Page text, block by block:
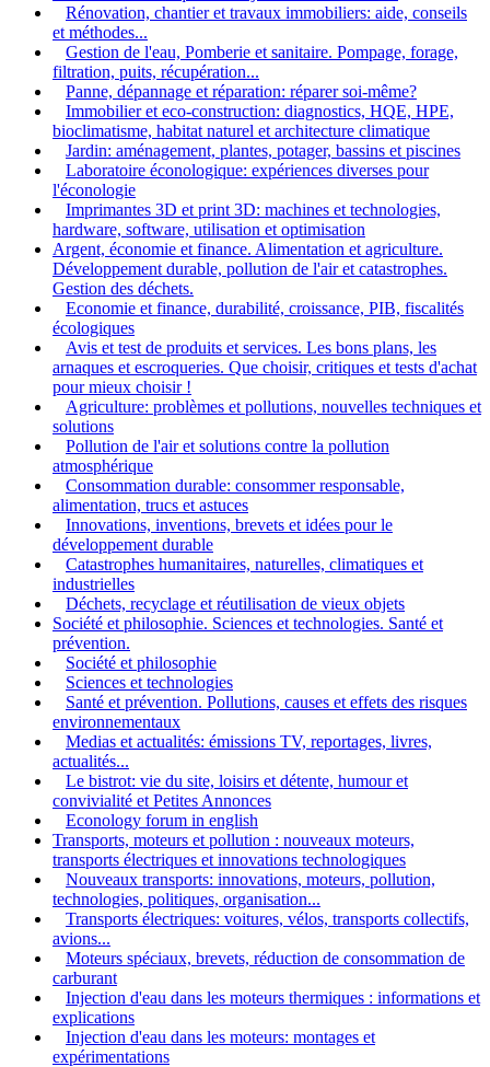
Rénovation, chantier et travaux immobiliers: aide, conseils
et méthodes...
Gestion de l'eau, Pomberie et sanitaire. Pompage, forage,
filtration, puits, récupération...
Panne, dépannage et réparation: réparer soi-même?
Immobilier et eco-construction: diagnostics, HQE, HPE,
bioclimatisme, habitat naturel et architecture climatique
Jardin: aménagement, plantes, potager, bassins et piscines
Laboratoire éconologique: expériences diverses pour
l'éconologie
Imprimantes 3D et print 3D: machines et technologies,
hardware, software, utilisation et optimisation
Argent, économie et finance. Alimentation et agriculture.
Développement durable, pollution de l'air et catastrophes.
Gestion des déchets.
Economie et finance, durabilité, croissance, PIB, fiscalités
écologiques
Avis et test de produits et services. Les bons plans, les
arnaques et escroqueries. Que choisir, critiques et tests d'achat
pour mieux choisir !
Agriculture: problèmes et pollutions, nouvelles techniques et
solutions
Pollution de l'air et solutions contre la pollution
atmosphérique
Consommation durable: consommer responsable,
alimentation, trucs et astuces
Innovations, inventions, brevets et idées pour le
développement durable
Catastrophes humanitaires, naturelles, climatiques et
industrielles
Déchets, recyclage et réutilisation de vieux objets
Société et philosophie. Sciences et technologies. Santé et
prévention.
Société et philosophie
Sciences et technologies
Santé et prévention. Pollutions, causes et effets des risques
environnementaux
Medias et actualités: émissions TV, reportages, livres,
actualités...
Le bistrot: vie du site, loisirs et détente, humour et
convivialité et Petites Annonces
Econology forum in english
Transports, moteurs et pollution : nouveaux moteurs,
transports électriques et innovations technologiques
Nouveaux transports: innovations, moteurs, pollution,
technologies, politiques, organisation...
Transports électriques: voitures, vélos, transports collectifs,
avions...
Moteurs spéciaux, brevets, réduction de consommation de
carburant
Injection d'eau dans les moteurs thermiques : informations et
explications
Injection d'eau dans les moteurs: montages et
expérimentations